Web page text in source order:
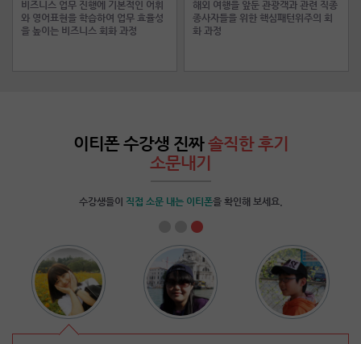
비즈니스 업무 진행에 기본적인 어휘
와 영어표현을 학습하여 업무 효율성
을 높이는 비즈니스 회화 과정
해외 여행을 앞둔 관광객과 관련 직종
종사자들을 위한 핵심패턴위주의 회
화 과정
이티폰 수강생 진짜솔직한 후기
소문내기
수강생들이 직접 소문 내는 이티폰을 확인해 보세요.